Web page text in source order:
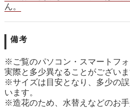
ん。
備考
※ご覧のパソコン・スマートフ
実際と多少異なることがございま
※サイズは目安となり、多少の
います。
※造花のため、水替えなどのお手